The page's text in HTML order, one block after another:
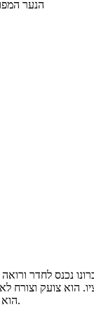
נכנס לחדר
הוא צועק וצורח
הוא תוהה אם הוא עשה משהו רע, והוא נשלח משם.